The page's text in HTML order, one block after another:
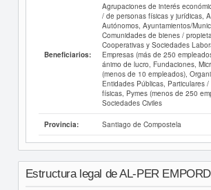
Beneficiarios:
Agrupaciones de interés
/ de personas físicas y jurídicas,
Autónomos, Ayuntamientos/
Comunidades de bienes /
Cooperativas y Sociedades
Empresas (más de 250
ánimo de lucro, Fundaciones,
(menos de 10 empleados),
Entidades Públicas, Particulares
físicas, Pymes (menos de 250
Sociedades Civiles
Provincia: Santiago de Compostela
Estructura legal de AL-PER